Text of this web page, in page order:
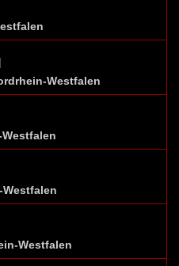
Westfalen
Westfalen